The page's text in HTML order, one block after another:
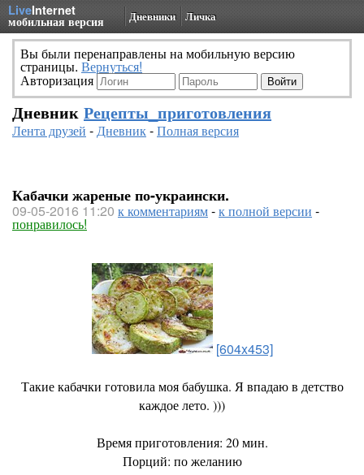
LiveInternet
мобильная версия Дневники Личка
Вы были перенаправлены на мобильную версию
страницы. Вернуться!
Авторизация
Дневник Рецепты_приготовления
Лента друзей -Дневник-Полная версия
Кабачки жареные по-украински.
09-05-2016 11:20 к комментариям-к полной версии -
понравилось!
[604x453]
Такие кабачки готовила моя бабушка. Я впадаю в детство
каждое лето. )))
Время приготовления: 20 мин.
Порций: по желанию